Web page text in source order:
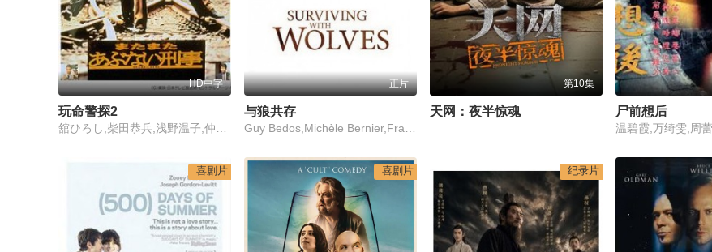
HD中字
玩命警探2
正片
与狼共存
第10集
天网：夜半惊魂 尸前想后
喜剧片 喜剧片 纪录片